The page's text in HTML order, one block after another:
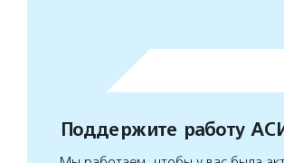
Поддержите работу